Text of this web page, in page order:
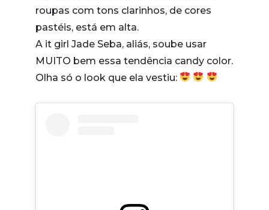
roupas com tons clarinhos, de cores
pastéis, está em alta.
A it girl Jade Seba, aliás, soube usar
MUITO bem essa tendência candy color.
Olha só o look que ela vestiu: